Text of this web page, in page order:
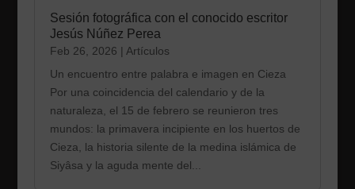
Sesión fotográfica con el conocido escritor
Jesús Núñez Perea
Feb 26, 2026 | Artículos
Un encuentro entre palabra e imagen en Cieza
Por una coincidencia del calendario y de la
naturaleza, el 15 de febrero se reunieron tres
mundos: la primavera incipiente en los huertos de
Cieza, la historia silente de la medina islámica de
Siyâsa y la aguda mente del...